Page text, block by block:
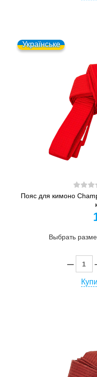
Українське
Пояс для кимоно
Выбрать